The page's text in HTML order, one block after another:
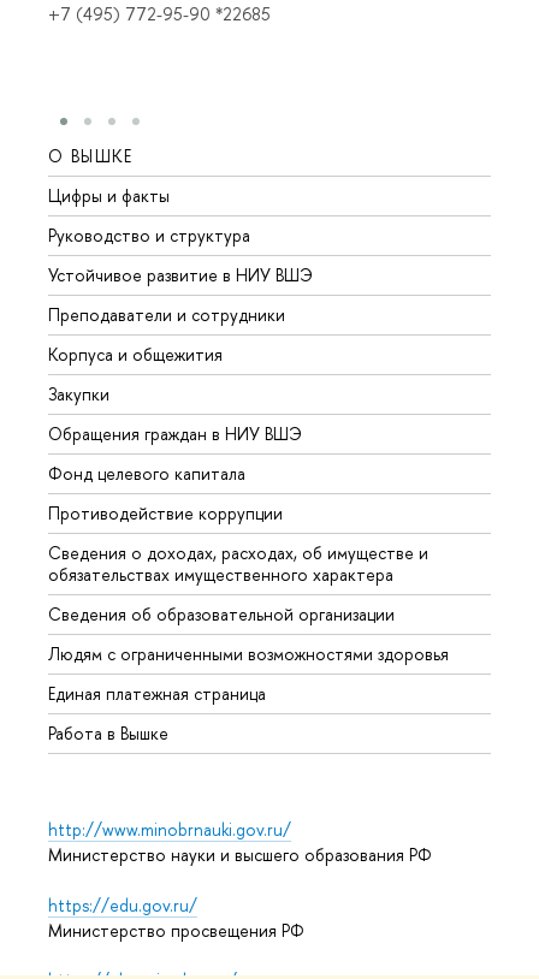
+7 (495) 772-95-90 *22685
О ВЫШКЕ
Цифры и факты
Руководство и структура
Устойчивое развитие в НИУ ВШЭ
Преподаватели и сотрудники
Корпуса и общежития
Закупки
Обращения граждан в НИУ ВШЭ
Фонд целевого капитала
Противодействие коррупции
Сведения о доходах, расходах, об имуществе и
обязательствах имущественного характера
Сведения об образовательной организации
Людям с ограниченными возможностями здоровья
Единая платежная страница
Работа в Вышке
http://www.minobrnauki.gov.ru/
Министерство науки и высшего образования РФ
https://edu.gov.ru/
Министерство просвещения РФ